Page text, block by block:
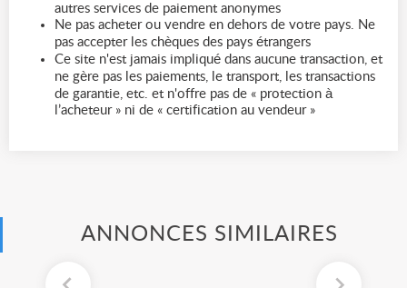
autres services de paiement anonymes
Ne pas acheter ou vendre en dehors de votre pays. Ne
pas accepter les chèques des pays étrangers
Ce site n'est jamais impliqué dans aucune transaction, et
ne gère pas les paiements, le transport, les transactions
de garantie, etc. et n'offre pas de « protection à
l’acheteur » ni de « certification au vendeur »
ANNONCES SIMILAIRES